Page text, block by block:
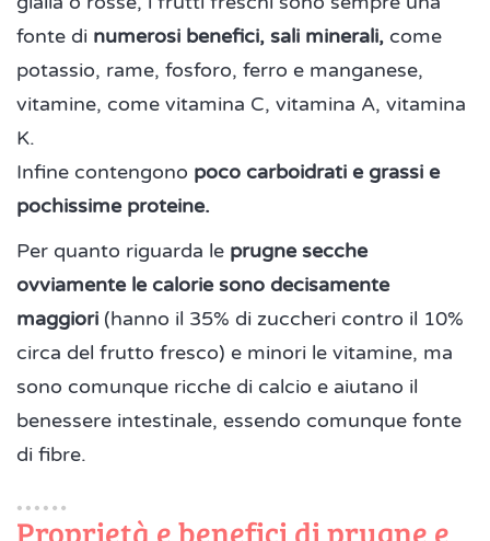
fonte di numerosi benefici, sali minerali, come
potassio, rame, fosforo, ferro e manganese,
vitamine, come vitamina C, vitamina A, vitamina
K.
Infine contengono poco carboidrati e grassi e
pochissime proteine.
Per quanto riguarda le prugne secche
ovviamente le calorie sono decisamente
maggiori (hanno il 35% di zuccheri contro il 10%
circa del frutto fresco) e minori le vitamine, ma
sono comunque ricche di calcio e aiutano il
benessere intestinale, essendo comunque fonte
di fibre.
Proprietà e benefici di prugne e